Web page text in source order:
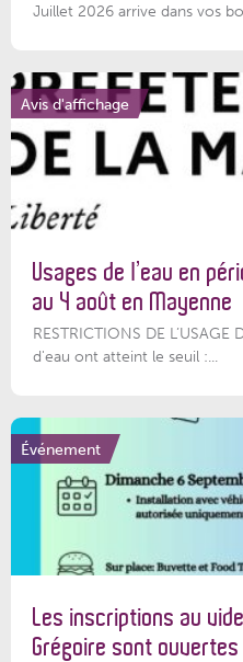
Juillet 2026 arrive dans vos
Avis d'affichage
Usages de l’eau en
au 4 août en Mayenne
RESTRICTIONS DE L’USAGE
d'eau ont atteint le seuil :...
Événement
Les inscriptions au
Grégoire sont